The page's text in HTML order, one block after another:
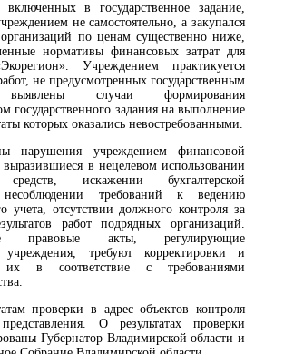
включенных в государственное задание,
не самостоятельно, а закупался
по ценам существенно ниже,
нормативы финансовых затрат для
Учреждением практикуется
не предусмотренных государственным
выявлены случаи формирования
государственного задания на выполнение
которых оказались невостребованными.
нарушения учреждением финансовой
в нецелевом использовании
искажении бухгалтерской
несоблюдении требований к ведению
учета, отсутствии должного контроля за
работ подрядных организаций.
правовые акты, регулирующие
учреждения, требуют корректировки и
их в соответствие с требованиями
проверки в адрес объектов контроля
О результатах проверки
Губернатор Владимирской области и